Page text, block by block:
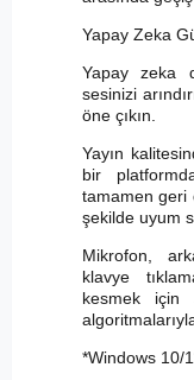
Yapay Zeka
Yapay zeka
sesinizi
öne çıkın.
Yayın
bir
tamamen geri
şekilde uyum
Mikrofon,
klavye
kesmek için
*Windows 10/